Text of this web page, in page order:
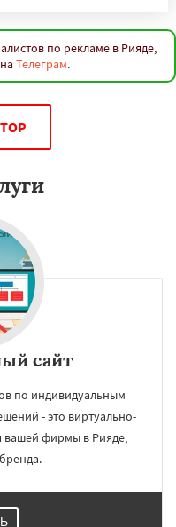
по рекламе в Рияде,
Телеграм.
сайт
по индивидуальным
- это виртуально-
вашей фирмы в Рияде,